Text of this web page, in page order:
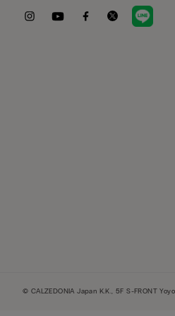
© CALZEDONIA Japan K.K., 5F S-FRONT